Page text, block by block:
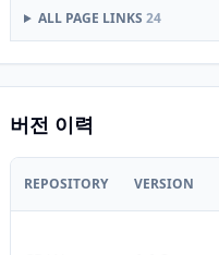
ALL PAGE LINKS 24
버전 이력
REPOSITORY VERSION